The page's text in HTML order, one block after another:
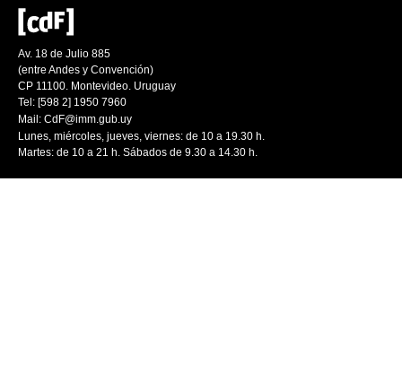
Av. 18 de Julio 885
(entre Andes y Convención)
CP 11100. Montevideo. Uruguay
Tel: [598 2] 1950 7960
Mail: CdF@imm.gub.uy
Lunes, miércoles, jueves, viernes: de 10 a 19.30 h.
Martes: de 10 a 21 h. Sábados de 9.30 a 14.30 h.